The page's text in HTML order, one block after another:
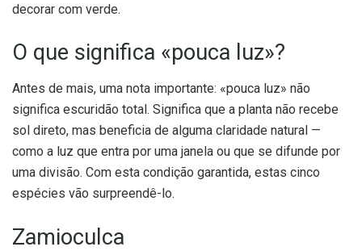
decorar com verde.
O que significa «pouca luz»?
Antes de mais, uma nota importante: «pouca luz» não
significa escuridão total. Significa que a planta não recebe
sol direto, mas beneficia de alguma claridade natural —
como a luz que entra por uma janela ou que se difunde por
uma divisão. Com esta condição garantida, estas cinco
espécies vão surpreendê-lo.
Zamioculca